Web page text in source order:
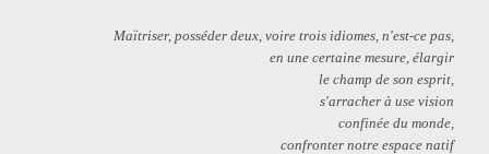
Maïtriser, posséder deux, voire trois idiomes, n'est-ce pas,
en une certaine mesure, élargir
le champ de son esprit,
s'arracher à use vision
confinée du monde,
confronter notre espace natif